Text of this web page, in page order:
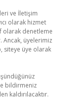
ve İletişim
olarak hizmet
olarak denetleme
Ancak, üyelerimiz
siteye üye olarak
bildirmeniz
kaldırılacaktır.